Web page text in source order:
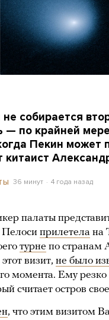
собирается
— по крайней
Пекин может
36 минут 4 года назад
палаты
прилетела на
турне по странам
визит, не было
момента. Ему резко
считает остров
, что этим визитом